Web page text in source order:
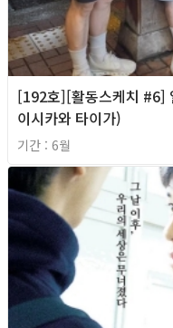
[192호][활동스케치 #6]
이시카와 타이가)
기간 : 6월